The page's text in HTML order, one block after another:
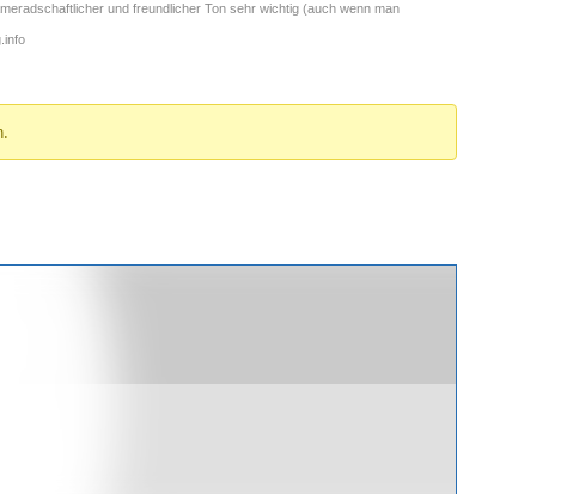
und freundlicher Ton sehr wichtig (auch wenn man